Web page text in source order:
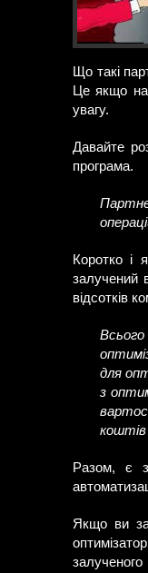
Що такі
Це якщо
увагу.
Давайте
програма.
Коротко і
залучений
відсотків
для
з
коштів
Разом, є
Якщо ви